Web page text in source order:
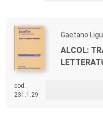
Gaetano
ALCOL:
cod.
231.1.29